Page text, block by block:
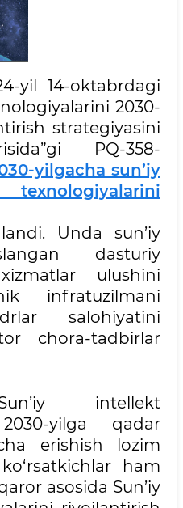
yil 14-oktabrdagi
2030-
strategiyasini
PQ-358-
yilgacha sun’iy
Unda sun’iy
dasturiy
ulushini
infratuzilmani
salohiyatini
chora-tadbirlar
intellekt
yilga qadar
erishish lozim
ham
asosida Sun’iy